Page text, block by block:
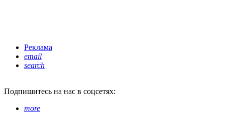
Реклама
email
search
Подпишитесь на нас в соцсетях:
more